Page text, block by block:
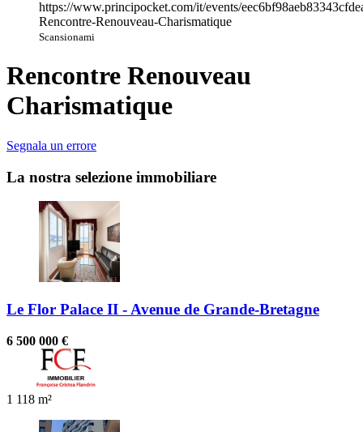
Scansionami
Rencontre Renouveau
Charismatique
Segnala un errore
La nostra selezione immobiliare
Le Flor Palace II - Avenue de Grande-Bretagne
6 500 000 €
1 118 m²